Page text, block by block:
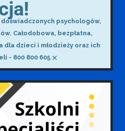
psychologów,
Całodobowa, bezpłatna,
dzieci i młodzieży oraz ich
- 800 800 605 ×